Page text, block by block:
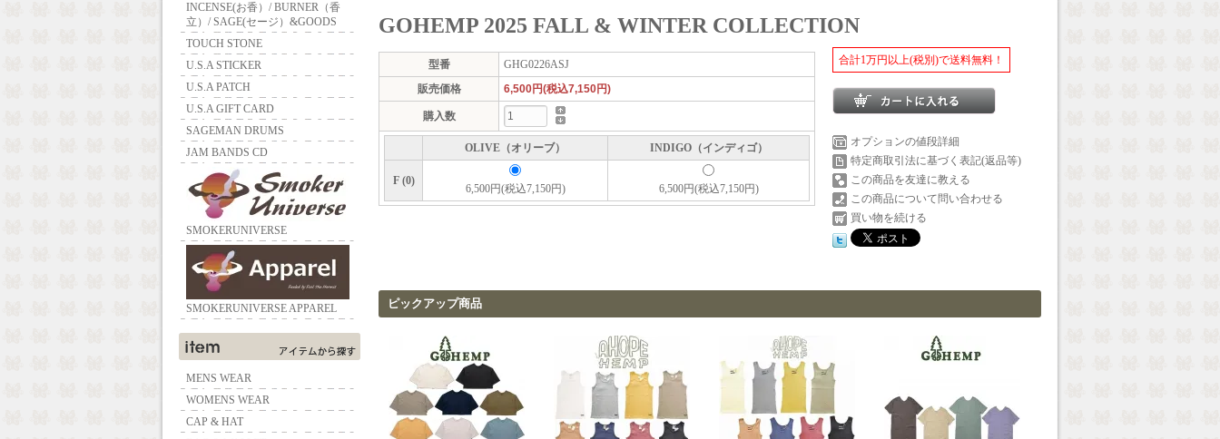
INCENSE(お香）/ BURNER（香
立）/ SAGE(セージ）&GOODS
TOUCH STONE
U.S.A STICKER
U.S.A PATCH
U.S.A GIFT CARD
SAGEMAN DRUMS
JAM BANDS CD
SMOKERUNIVERSE
SMOKERUNIVERSE APPAREL
MENS WEAR
WOMENS WEAR
CAP & HAT
GOHEMP 2025 FALL & WINTER COLLECTION
型番
GHG0226ASJ
販売価格
6,500円(税込7,150円)
購入数
OLIVE（オリーブ） INDIGO（インディゴ）
F (0)
6,500円(税込7,150円) 6,500円(税込7,150円)
合計1万円以上(税別)で送料無料！
オプションの値段詳細
特定商取引法に基づく表記(返品等)
この商品を友達に教える
この商品について問い合わせる
買い物を続ける
ピックアップ商品